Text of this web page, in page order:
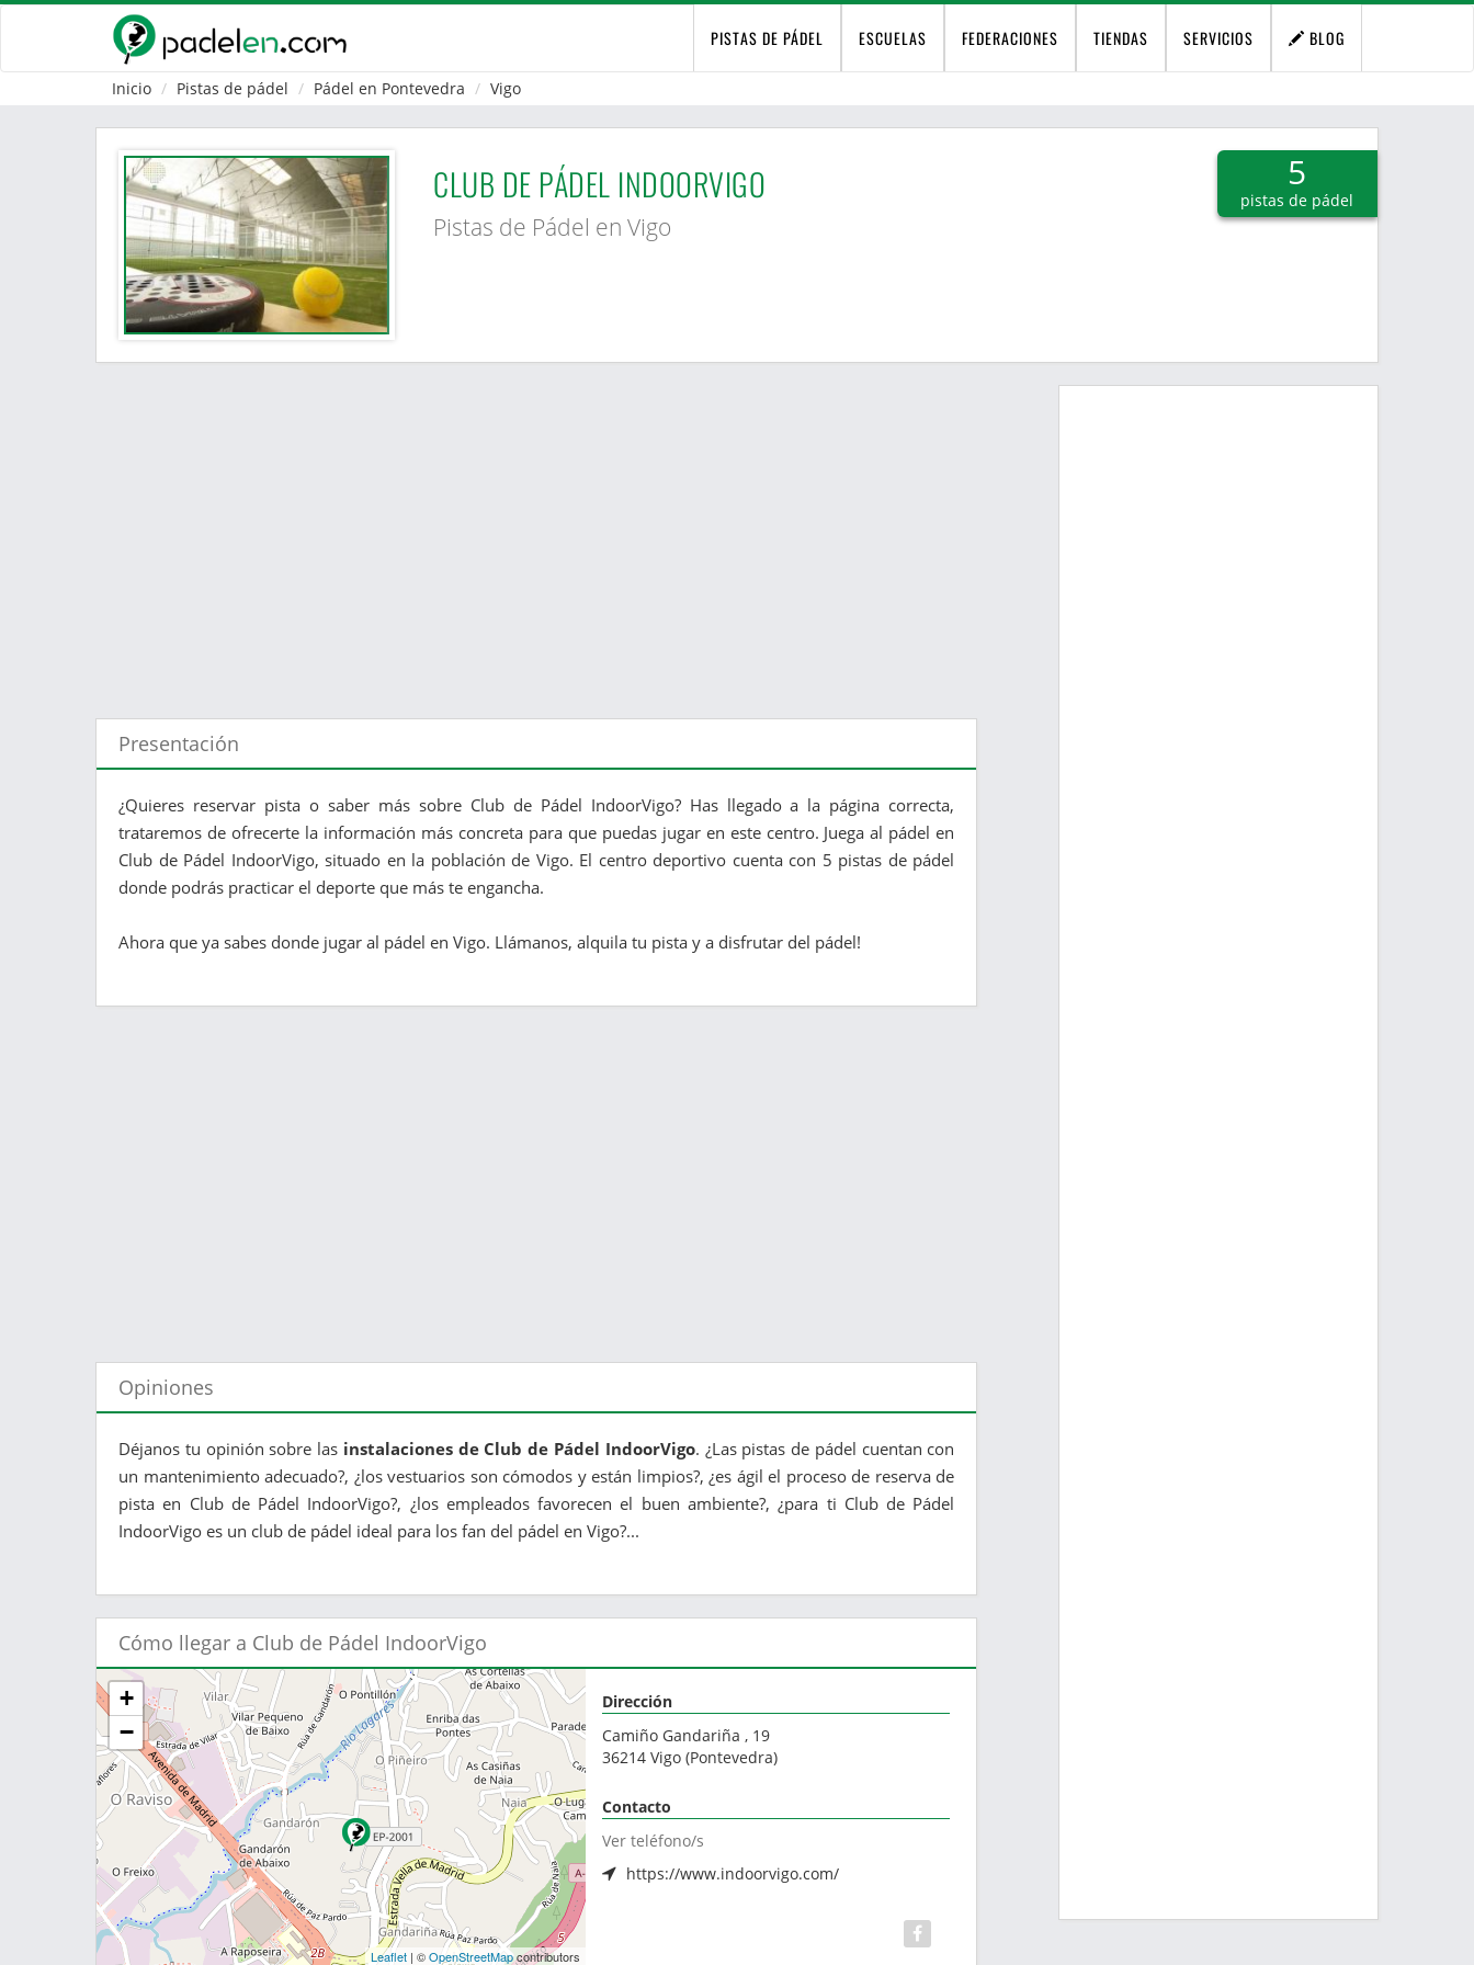
PISTAS DE PÁDEL ESCUELAS FEDERACIONES TIENDAS SERVICIOS BLOG
Inicio Pistas de pádel Pádel en Pontevedra Vigo
CLUB DE PÁDEL INDOORVIGO
Pistas de Pádel en Vigo
5
pistas de pádel
Presentación
¿Quieres reservar pista o saber más sobre Club de Pádel IndoorVigo? Has llegado a la página correcta,
trataremos de ofrecerte la información más concreta para que puedas jugar en este centro. Juega al pádel en
Club de Pádel IndoorVigo, situado en la población de Vigo. El centro deportivo cuenta con 5 pistas de pádel
donde podrás practicar el deporte que más te engancha.
Ahora que ya sabes donde jugar al pádel en Vigo. Llámanos, alquila tu pista y a disfrutar del pádel!
Opiniones
Déjanos tu opinión sobre las instalaciones de Club de Pádel IndoorVigo. ¿Las pistas de pádel cuentan con
un mantenimiento adecuado?, ¿los vestuarios son cómodos y están limpios?, ¿es ágil el proceso de reserva de
pista en Club de Pádel IndoorVigo?, ¿los empleados favorecen el buen ambiente?, ¿para ti Club de Pádel
IndoorVigo es un club de pádel ideal para los fan del pádel en Vigo?...
Cómo llegar a Club de Pádel IndoorVigo
+
−
Leaflet | ©OpenStreetMapcontributors
Dirección
Camiño Gandariña , 19
36214 Vigo (Pontevedra)
Contacto
Ver teléfono/s
https://www.indoorvigo.com/